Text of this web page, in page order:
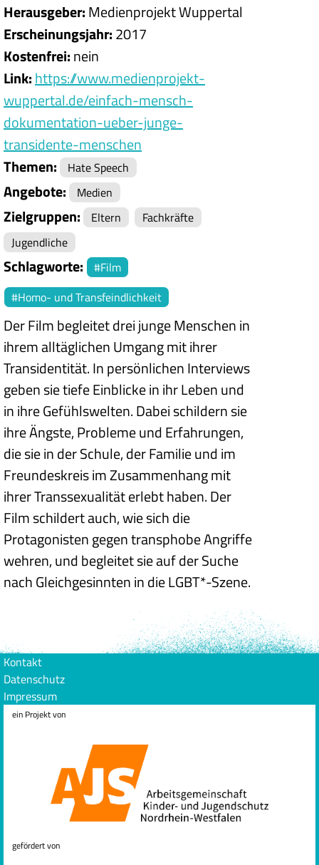
Herausgeber Medienprojekt Wuppertal
Erscheinungsjahr 2017
Kostenfrei nein
Link https://www.medienprojekt-
wuppertal.de/einfach-mensch-
dokumentation-ueber-junge-
transidente-menschen
Themen
Hate Speech
Angebote Medien
Zielgruppen Eltern
Fachkräfte
Jugendliche
Schlagworte
Film
Homo- und Transfeindlichkeit
Der Film begleitet drei junge Menschen in
ihrem alltäglichen Umgang mit ihrer
Transidentität. In persönlichen Interviews
geben sie tiefe Einblicke in ihr Leben und
in ihre Gefühlswelten. Dabei schildern sie
ihre Ängste, Probleme und Erfahrungen,
die sie in der Schule, der Familie und im
Freundeskreis im Zusammenhang mit
ihrer Transsexualität erlebt haben. Der
Film schildert auch, wie sich die
Protagonisten gegen transphobe Angriffe
wehren, und begleitet sie auf der Suche
nach Gleichgesinnten in die LGBT*-Szene.
Kontakt
Datenschutz
Impressum
ein Projekt von
gefördert von